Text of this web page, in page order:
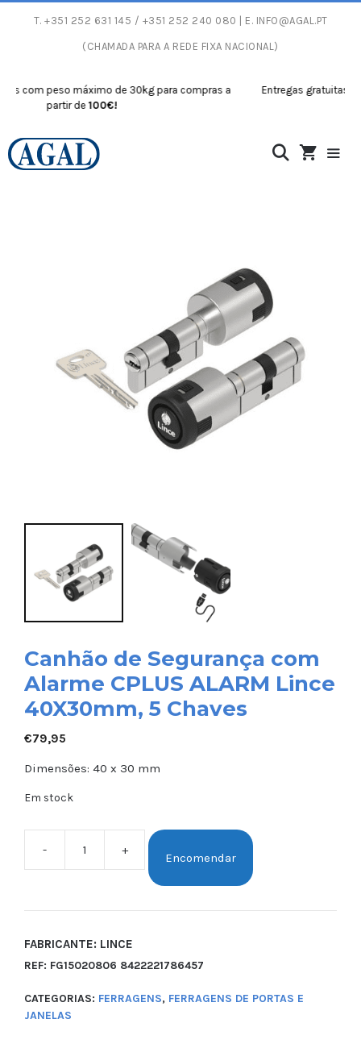
T. +351 252 631 145 / +351 252 240 080 | E. INFO@AGAL.PT
(CHAMADA PARA A REDE FIXA NACIONAL)
peso máximo de 30kg para compras a
partir de100€!
Entregas gratuitas com
Canhão de Segurança com
Alarme CPLUS ALARM Lince
40X30mm, 5 Chaves
€79,95
Dimensões: 40 x 30 mm
Em stock
- +
Encomendar
FABRICANTE: LINCE
REF: FG15020806 8422221786457
CATEGORIAS: FERRAGENS, FERRAGENS DE PORTAS E
JANELAS